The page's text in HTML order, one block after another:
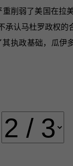
削弱了美国在
认马杜罗政权
执政基础，瓜